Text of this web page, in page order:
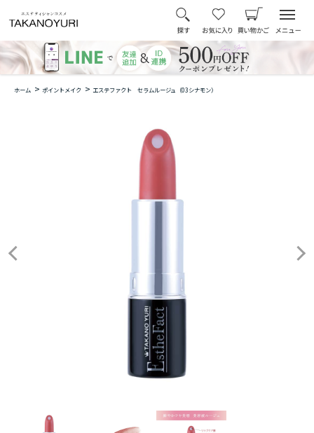
ホーム > ポイントメイク > エステファクト セラムルージュ（03シナモン）